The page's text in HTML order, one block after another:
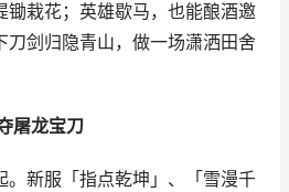
锄栽花；英雄歇马，也能酿酒邀
刀剑归隐青山，做一场潇洒田舍
屠龙宝刀
。新服「指点乾坤」、「雪漫千